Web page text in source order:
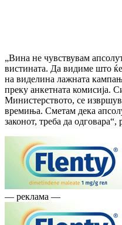
„Вина не чувствувам
вистината. Да видиме што
на виделина лажната
преку анкетната комисија.
Министерството, се
времиња. Сметам дека
законот, треба да
— реклама —